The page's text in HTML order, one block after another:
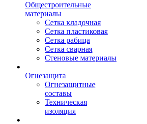
Общестроительные
материалы
Сетка кладочная
Сетка пластиковая
Сетка рабица
Сетка сварная
Стеновые материалы
Огнезащита
Огнезащитные
составы
Техническая
изоляция